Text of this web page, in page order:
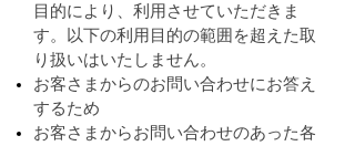
目的により、利用させていただきま
す。以下の利用目的の範囲を超えた取
り扱いはいたしません。
お客さまからのお問い合わせにお答え
するため
お客さまからお問い合わせのあった各